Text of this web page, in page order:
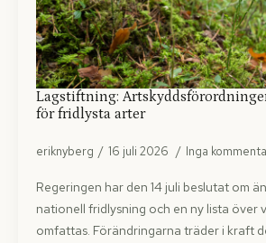
Lagstiftning:
för fridlysta arter
eriknyberg 16 juli 2026 Inga
Regeringen har den 14 juli beslutat om
nationell fridlysning och en ny lista över
omfattas. Förändringarna träder i kraft